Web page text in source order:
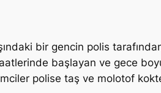
bir gencin polis
başlayan ve gece
polise taş ve molotof